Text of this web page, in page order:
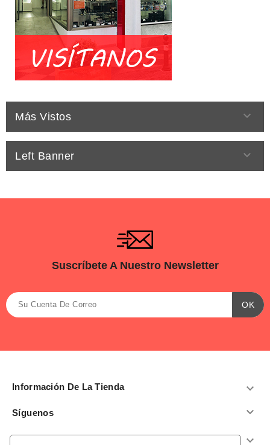
Más Vistos 
Left Banner 
Suscríbete A Nuestro Newsletter
Información De La Tienda 
Síguenos 
Productos 